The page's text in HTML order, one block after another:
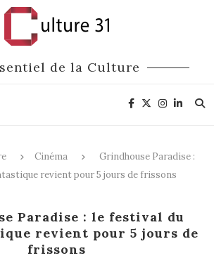
de la Culture
Cinéma
Grindhouse Paradise :
revient pour 5 jours de frissons
Paradise : le festival du
revient pour 5 jours de
frissons